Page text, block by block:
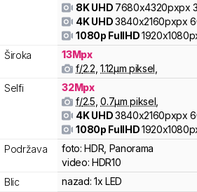
8K UHD 7680x4320pxpx
4K UHD3840x2160pxpx
1080p FullHD
Široka
13Mpx
f/2.2 1.12µm piksel
Selfi
32Mpx
f/2.5 0.7µm piksel
4K UHD3840x2160pxpx
1080p FullHD
Podržava
foto: HDR, Panorama
video: HDR10
Blic
nazad: 1x LED